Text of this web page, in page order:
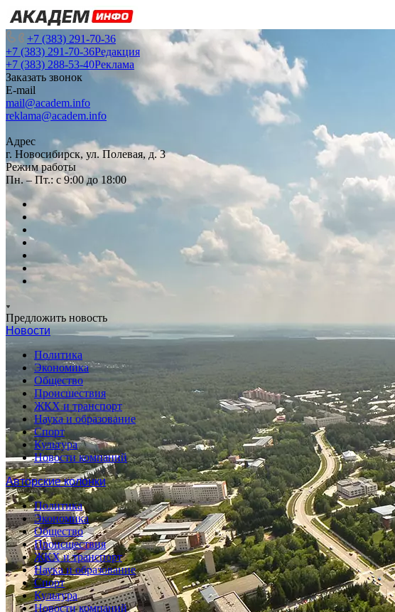
+7 (383) 291-70-36
+7 (383) 291-70-36Редакция
+7 (383) 288-53-40Реклама
Заказать звонок
E-mail
mail@academ.info
reklama@academ.info
Адрес
г. Новосибирск, ул. Полевая, д. 3
Режим работы
Пн. – Пт.: с 9:00 до 18:00
Предложить новость
Новости
Политика
Экономика
Общество
Происшествия
ЖКХ и транспорт
Наука и образование
Спорт
Культура
Новости компаний
Авторские колонки
Политика
Экономика
Общество
Происшествия
ЖКХ и транспорт
Наука и образование
Спорт
Культура
Новости компаний